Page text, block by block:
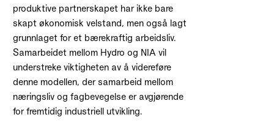
produktive partnerskapet har ikke bare
skapt økonomisk velstand, men også lagt
grunnlaget for et bærekraftig arbeidsliv.
Samarbeidet mellom Hydro og NIA vil
understreke viktigheten av å videreføre
denne modellen, der samarbeid mellom
næringsliv og fagbevegelse er avgjørende
for fremtidig industriell utvikling.